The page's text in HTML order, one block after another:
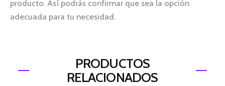
producto. Así podrás confirmar que sea la opción
adecuada para tu necesidad.
PRODUCTOS
RELACIONADOS